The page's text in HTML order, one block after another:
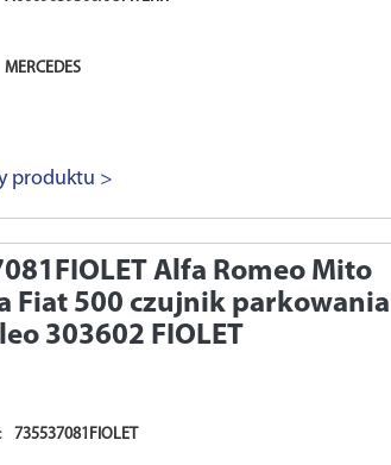
MERCEDES
produktu >
Alfa Romeo Mito
Fiat 500 czujnik parkowania
303602 FIOLET
735537081FIOLET